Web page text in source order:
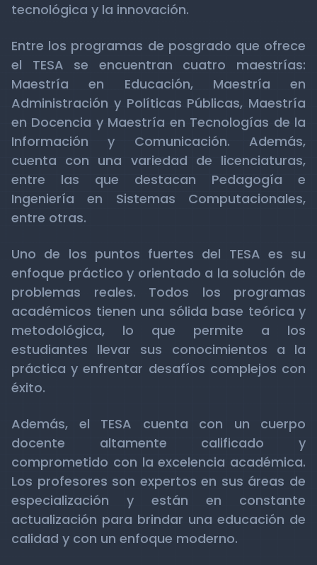
tecnológica y la innovación.
Entre los programas de posgrado que ofrece
el TESA se encuentran cuatro maestrías:
Maestría en Educación, Maestría en
Administración y Políticas Públicas, Maestría
en Docencia y Maestría en Tecnologías de la
Información y Comunicación. Además,
cuenta con una variedad de licenciaturas,
entre las que destacan Pedagogía e
Ingeniería en Sistemas Computacionales,
entre otras.
Uno de los puntos fuertes del TESA es su
enfoque práctico y orientado a la solución de
problemas reales. Todos los programas
académicos tienen una sólida base teórica y
metodológica, lo que permite a los
estudiantes llevar sus conocimientos a la
práctica y enfrentar desafíos complejos con
éxito.
Además, el TESA cuenta con un cuerpo
docente altamente calificado y
comprometido con la excelencia académica.
Los profesores son expertos en sus áreas de
especialización y están en constante
actualización para brindar una educación de
calidad y con un enfoque moderno.